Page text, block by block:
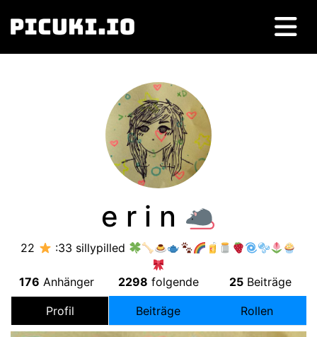
e r i n
22 :33 sillypilled
176 Anhänger 2298 folgende 25 Beiträge
Profil Beiträge Rollen